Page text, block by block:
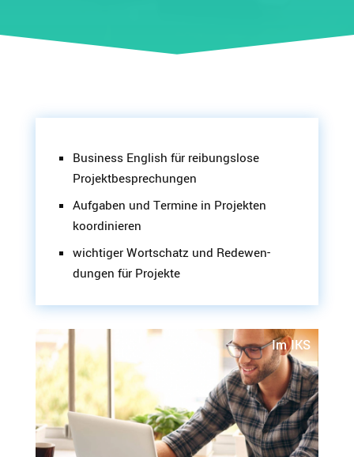
Business English für reibungslose
Projektbesprechungen
Aufgaben und Termine in Projekten
koordinieren
wichtiger Wortschatz und Redewen­
dungen für Projekte
Im IKS